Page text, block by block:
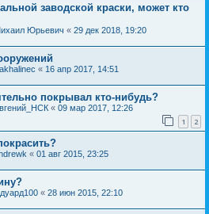
заводской краски, может кто
Юрьевич « 29 дек 2018, 19:20
« 16 апр 2017, 14:51
покрывал кто-нибудь?
« 09 мар 2017, 12:26
1 2
« 01 авг 2015, 23:25
« 28 июн 2015, 22:10